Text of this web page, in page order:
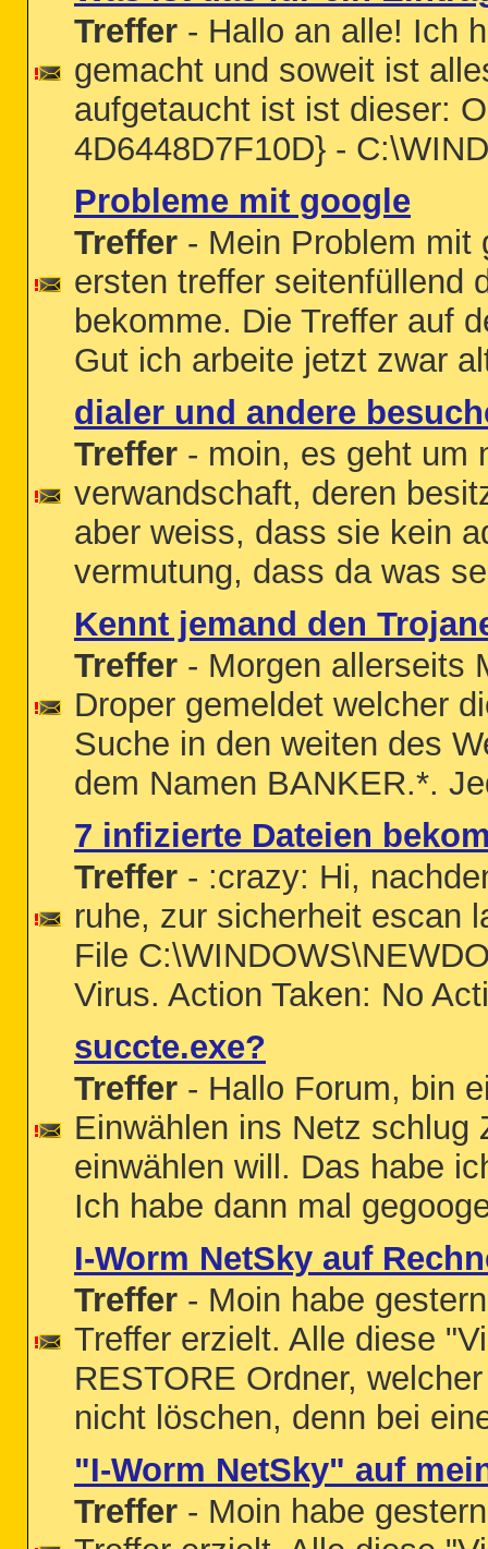
Treffer - Hallo an alle! Ich
gemacht und soweit ist
aufgetaucht ist ist dieser:
4D6448D7F10D} -
Probleme mit google
Treffer - Mein Problem mit
ersten treffer seitenfüllend
bekomme. Die Treffer auf
Gut ich arbeite jetzt zwar
dialer und andere
Treffer - moin, es geht um
verwandschaft, deren
aber weiss, dass sie kein
vermutung, dass da was
Kennt jemand den
Treffer - Morgen allerseits
Droper gemeldet welcher
Suche in den weiten des
dem Namen BANKER.*.
7 infizierte Dateien
Treffer - :crazy: Hi,
ruhe, zur sicherheit escan
File
Virus. Action Taken: No
succte.exe?
Treffer - Hallo Forum, bin
Einwählen ins Netz schlug
einwählen will. Das habe
Ich habe dann mal
I-Worm NetSky auf
Treffer - Moin habe
Treffer erzielt. Alle diese
RESTORE Ordner,
nicht löschen, denn bei
"I-Worm NetSky" auf
Treffer - Moin habe